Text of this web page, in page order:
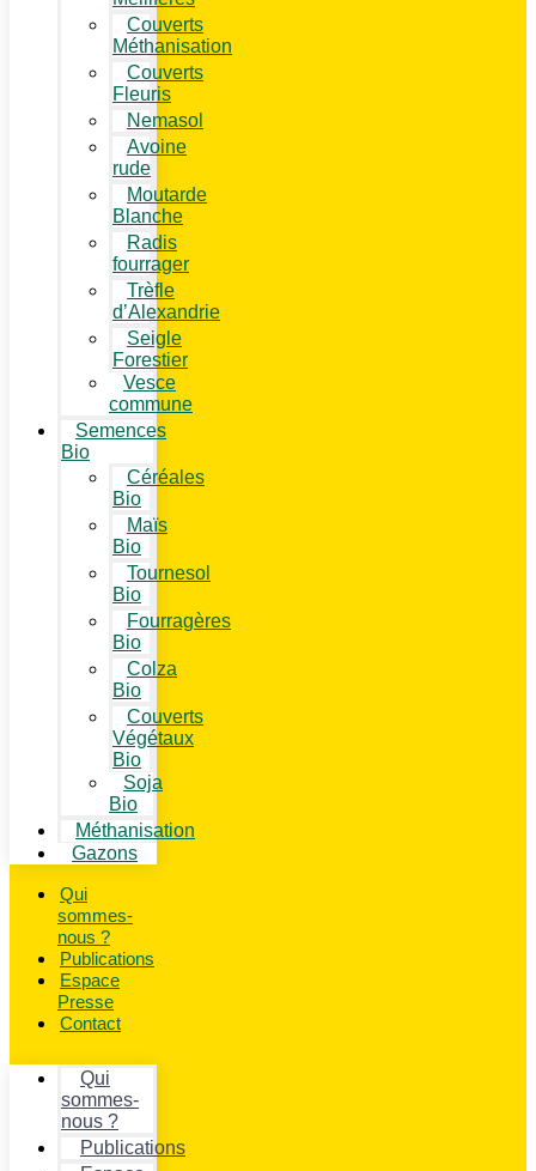
Couverts
Méthanisation
Couverts
Fleuris
Nemasol
Avoine
rude
Moutarde
Blanche
Radis
fourrager
Trèfle
d’Alexandrie
Seigle
Forestier
Vesce
commune
Semences
Bio
Céréales
Bio
Maïs
Bio
Tournesol
Bio
Fourragères
Bio
Colza
Bio
Couverts
Végétaux
Bio
Soja
Bio
Méthanisation
Gazons
Qui
sommes-
nous ?
Publications
Espace
Presse
Contact
Qui
sommes-
nous ?
Publications